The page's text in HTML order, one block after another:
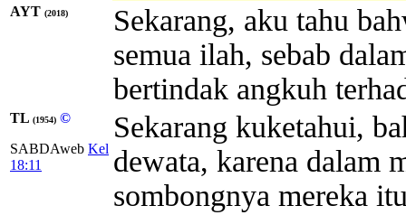
AYT (2018)
Sekarang, aku tahu
semua ilah, sebab
bertindak angkuh
TL (1954) ©
SABDAweb Kel
18:11
Sekarang kuketahui,
dewata, karena dalam
sombongnya mereka